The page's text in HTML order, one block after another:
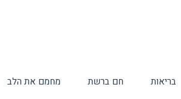
בריאות חם ברשת מחמם את הלב